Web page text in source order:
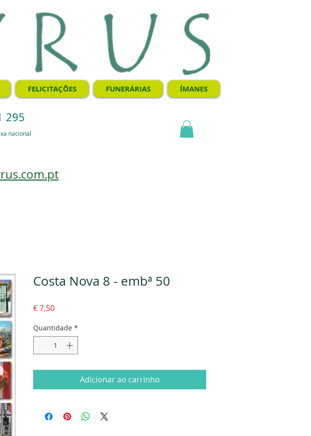
FELICITAÇÕES FUNERÁRIAS ÍMANES
295
nacional
Costa Nova 8 - embª 50
€ 7,50Preço
Quantidade *
Adicionar ao carrinho